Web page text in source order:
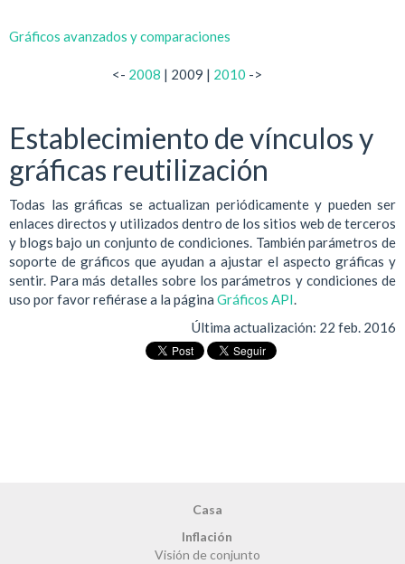
Gráficos avanzados y comparaciones
<- 2008 | 2009 | 2010 ->
Establecimiento de vínculos y
gráficas reutilización
Todas las gráficas se actualizan periódicamente y pueden ser
enlaces directos y utilizados dentro de los sitios web de terceros
y blogs bajo un conjunto de condiciones. También parámetros de
soporte de gráficos que ayudan a ajustar el aspecto gráficas y
sentir. Para más detalles sobre los parámetros y condiciones de
uso por favor refiérase a la página Gráficos API.
Última actualización: 22 feb. 2016
Casa
Inflación
Visión de conjunto